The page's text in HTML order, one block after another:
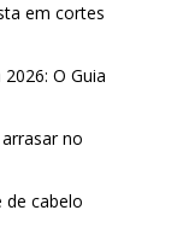
em cortes
O Guia
no
cabelo